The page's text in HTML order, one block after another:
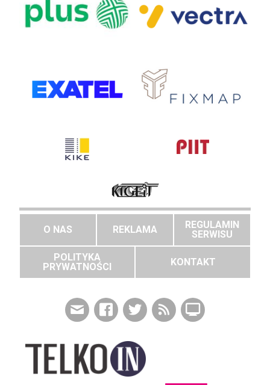
O NAS REKLAMA
REGULAMIN
SERWISU
POLITYKA
PRYWATNOŚCI
KONTAKT